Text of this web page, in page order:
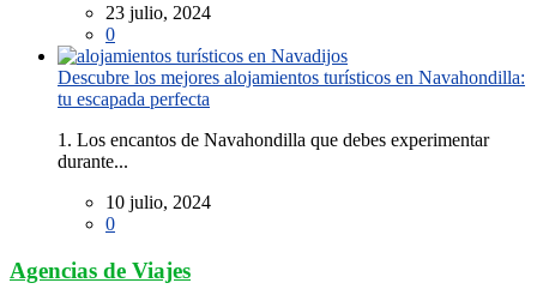
23 julio, 2024
0
Descubre los mejores alojamientos turísticos en Navahondilla:
tu escapada perfecta
1. Los encantos de Navahondilla que debes experimentar
durante...
10 julio, 2024
0
Agencias de Viajes